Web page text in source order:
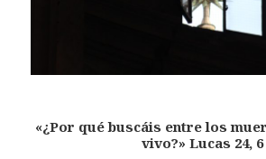
«¿Por qué buscáis entre los
vivo?» Lucas 24, 6